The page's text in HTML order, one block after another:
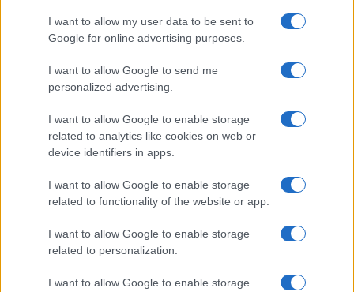
I want to allow my user data to be sent to
Google for online advertising purposes.
I want to allow Google to send me
personalized advertising.
I want to allow Google to enable storage
related to analytics like cookies on web or
device identifiers in apps.
I want to allow Google to enable storage
related to functionality of the website or app.
I want to allow Google to enable storage
related to personalization.
I want to allow Google to enable storage
Il confronto con l’Unione europea si preannuncia
particolarmente aspro ai limiti di una rottura,
proprio alla vigilia dell’annunciata rimodulazione
(tutt’altro che soddisfacente dell’ETS) dei rischi
che incombono anche sui porti europei, in primis
quelli ditranshipment, penalizzati rispetto a
sottoporsi ai diktat di una Unione europea sempre
più scollata dalla realtà.
Con gli occhi a una fragilissima tregua per lo
stretto di Hormuz che, allo stato attuale, risulta